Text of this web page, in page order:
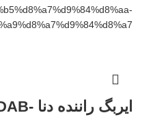
ایربگ راننده دنا -DENA-DAB – ایمن